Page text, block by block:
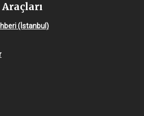
(İstanbul)